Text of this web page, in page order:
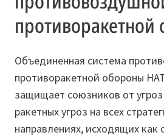
Объединенная система
противоракетной обороны
защищает союзников от угроз
ракетных угроз на всех
направлениях, исходящих как